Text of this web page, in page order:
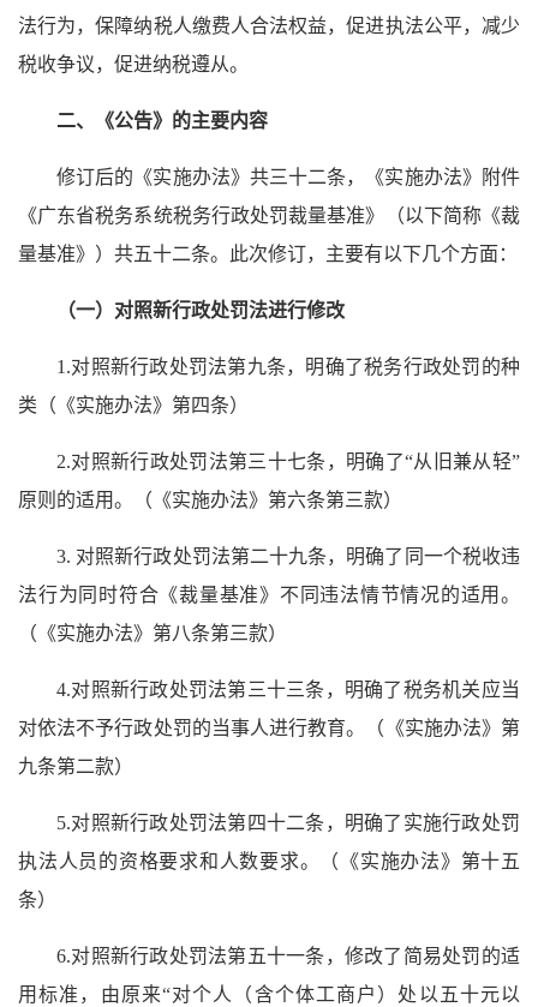
法行为，保障纳税人缴费人合法权益，促进执法公平，减少
税收争议，促进纳税遵从。
二、《公告》的主要内容
修订后的《实施办法》共三十二条，《实施办法》附件
《广东省税务系统税务行政处罚裁量基准》（以下简称《裁
量基准》）共五十二条。此次修订，主要有以下几个方面：
（一）对照新行政处罚法进行修改
1.对照新行政处罚法第九条，明确了税务行政处罚的种
类（《实施办法》第四条）
2.对照新行政处罚法第三十七条，明确了“从旧兼从轻”
原则的适用。（《实施办法》第六条第三款）
3. 对照新行政处罚法第二十九条，明确了同一个税收违
法行为同时符合《裁量基准》不同违法情节情况的适用。
（《实施办法》第八条第三款）
4.对照新行政处罚法第三十三条，明确了税务机关应当
对依法不予行政处罚的当事人进行教育。（《实施办法》第
九条第二款）
5.对照新行政处罚法第四十二条，明确了实施行政处罚
执法人员的资格要求和人数要求。（《实施办法》第十五
条）
6.对照新行政处罚法第五十一条，修改了简易处罚的适
用标准，由原来“对个人（含个体工商户）处以五十元以